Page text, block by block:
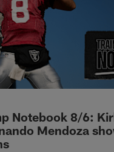
Notebook 8/6:
Mendoza